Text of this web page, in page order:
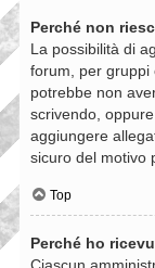
Perché non
La possibilità di
forum, per gruppi
potrebbe non
scrivendo,
aggiungere
sicuro del motivo
Top
Perché ho